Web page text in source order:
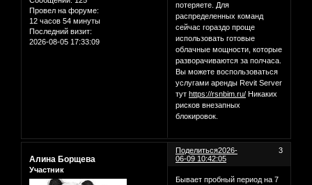
Провел на форуме:
12 часов 54 минуты
Последний визит:
2026-08-05 17:33:09
потеряете. Для
распределенных команд
сейчас гораздо проще
использовать готовые
облачные мощности, которые
разворачиваются за полчаса.
Вы можете воспользоваться
услугами аренды Revit Server
тутhttps://rsnbim.ru/ Никаких
рисков внезапных
блокировок.
Поделиться 3
2026-
06-09 10:42:05
Алина Борщева
Участник
Бывает пробный период на 7